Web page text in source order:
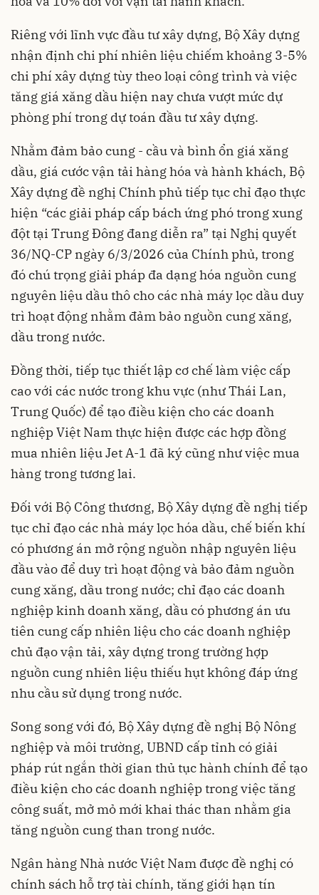
Riêng với lĩnh vực đầu tư xây dựng, Bộ Xây dựng
nhận định chi phí nhiên liệu chiếm khoảng 3-5%
chi phí xây dựng tùy theo loại công trình và việc
tăng giá xăng dầu hiện nay chưa vượt mức dự
phòng phí trong dự toán đầu tư xây dựng.
Nhằm đảm bảo cung - cầu và bình ổn giá xăng
dầu, giá cước vận tải hàng hóa và hành khách, Bộ
Xây dựng đề nghị Chính phủ tiếp tục chỉ đạo thực
hiện “các giải pháp cấp bách ứng phó trong xung
đột tại Trung Đông đang diễn ra” tại Nghị quyết
36/NQ-CP ngày 6/3/2026 của Chính phủ, trong
đó chú trọng giải pháp đa dạng hóa nguồn cung
nguyên liệu dầu thô cho các nhà máy lọc dầu duy
trì hoạt động nhằm đảm bảo nguồn cung xăng,
dầu trong nước.
Đồng thời, tiếp tục thiết lập cơ chế làm việc cấp
cao với các nước trong khu vực (như Thái Lan,
Trung Quốc) để tạo điều kiện cho các doanh
nghiệp Việt Nam thực hiện được các hợp đồng
mua nhiên liệu Jet A-1 đã ký cũng như việc mua
hàng trong tương lai.
Đối với Bộ Công thương, Bộ Xây dựng đề nghị tiếp
tục chỉ đạo các nhà máy lọc hóa dầu, chế biến khí
có phương án mở rộng nguồn nhập nguyên liệu
đầu vào để duy trì hoạt động và bảo đảm nguồn
cung xăng, dầu trong nước; chỉ đạo các doanh
nghiệp kinh doanh xăng, dầu có phương án ưu
tiên cung cấp nhiên liệu cho các doanh nghiệp
chủ đạo vận tải, xây dựng trong trường hợp
nguồn cung nhiên liệu thiếu hụt không đáp ứng
nhu cầu sử dụng trong nước.
Song song với đó, Bộ Xây dựng đề nghị Bộ Nông
nghiệp và môi trường, UBND cấp tỉnh có giải
pháp rút ngắn thời gian thủ tục hành chính để tạo
điều kiện cho các doanh nghiệp trong việc tăng
công suất, mở mỏ mới khai thác than nhằm gia
tăng nguồn cung than trong nước.
Ngân hàng Nhà nước Việt Nam được đề nghị có
chính sách hỗ trợ tài chính, tăng giới hạn tín